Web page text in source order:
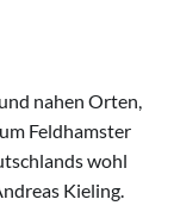
nahen Orten,
Feldhamster
wohl
Kieling.